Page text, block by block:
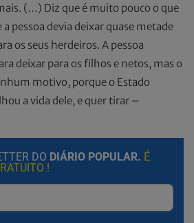
(…) Diz que é muito pouco o que
a pessoa devia deixar quase metade
os seus herdeiros. A pessoa
deixar para os filhos e netos, mas o
motivo, porque o Estado
a vida dele, e quer tirar –
DO DIÁRIO POPULAR. É
!